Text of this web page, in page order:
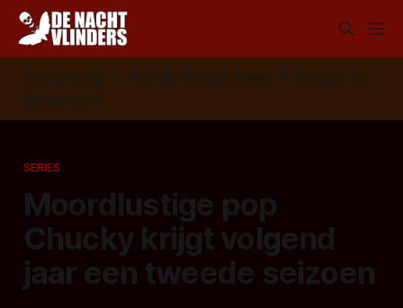
Volg ons op: 📣 RSS 📰 Google News 🦋 Bluesky
✉️
Nieuwsbrief
SERIES
Moordlustige pop
Chucky krijgt volgend
jaar een tweede seizoen